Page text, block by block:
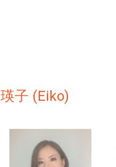
瑛子 (Eiko)